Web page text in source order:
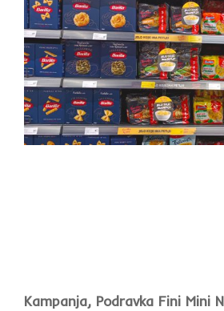
Kampanja, Podravka Fini Mini